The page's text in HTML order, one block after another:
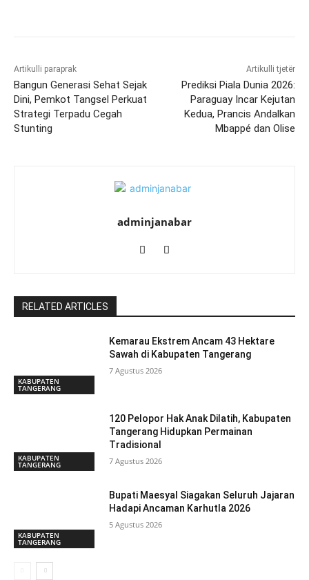
Artikulli paraprak
Bangun Generasi Sehat Sejak
Dini, Pemkot Tangsel Perkuat
Strategi Terpadu Cegah
Stunting
Artikulli tjetër
Prediksi Piala Dunia 2026:
Paraguay Incar Kejutan
Kedua, Prancis Andalkan
Mbappé dan Olise
adminjanabar
RELATED ARTICLES
KABUPATEN
TANGERANG
Kemarau Ekstrem Ancam 43 Hektare
Sawah di Kabupaten Tangerang
7 Agustus 2026
KABUPATEN
TANGERANG
120 Pelopor Hak Anak Dilatih, Kabupaten
Tangerang Hidupkan Permainan
Tradisional
7 Agustus 2026
KABUPATEN
TANGERANG
Bupati Maesyal Siagakan Seluruh Jajaran
Hadapi Ancaman Karhutla 2026
5 Agustus 2026